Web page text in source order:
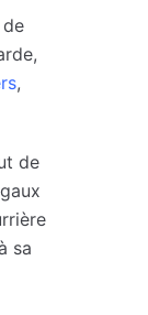
de
,
de
sa